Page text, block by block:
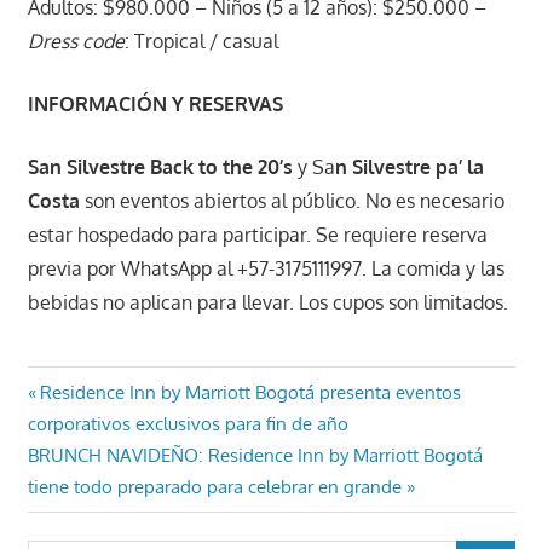
Adultos: $980.000 – Niños (5 a 12 años): $250.000 –
Dress code: Tropical / casual
INFORMACIÓN Y RESERVAS
San Silvestre Back to the 20’s y San Silvestre pa’ la
Costa son eventos abiertos al público. No es necesario
estar hospedado para participar. Se requiere reserva
previa por WhatsApp al +57-3175111997. La comida y las
bebidas no aplican para llevar. Los cupos son limitados.
Navegación
de
entradas
Entrada
anterior:
Residence Inn by Marriott Bogotá presenta eventos
corporativos exclusivos para fin de año
Entrada
siguiente:
BRUNCH NAVIDEÑO: Residence Inn by Marriott Bogotá
tiene todo preparado para celebrar en grande